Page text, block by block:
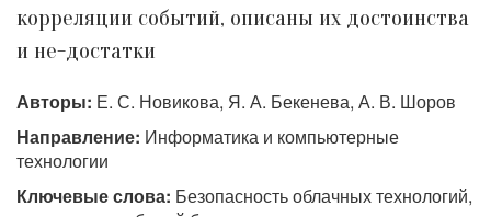
корреляции событий, описаны их достоинства
и не-достатки
Авторы: Е. С. Новикова, Я. А. Бекенева, А. В. Шоров
Направление: Информатика и компьютерные
технологии
Ключевые слова: Безопасность облачных технологий,